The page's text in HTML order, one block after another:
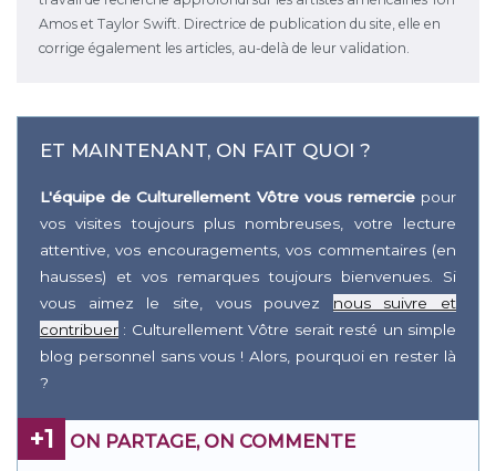
Amos et Taylor Swift. Directrice de publication du site, elle en
corrige également les articles, au-delà de leur validation.
ET MAINTENANT, ON FAIT QUOI ?
L'équipe de Culturellement Vôtre vous remerciepour
vos visites toujours plus nombreuses, votre lecture
attentive, vos encouragements, vos commentaires (en
hausses) et vos remarques toujours bienvenues. Si
vous aimez le site, vous pouvez nous suivre et
contribuer : Culturellement Vôtre serait resté un simple
blog personnel sans vous ! Alors, pourquoi en rester là
?
+1 ON PARTAGE, ON COMMENTE